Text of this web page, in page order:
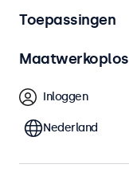
Wandmontage
Monitoren
zijn voorzien van
eenvoudig op
gemonteerd. De
zorgt voor een
Filter (1)
Toepassingen
Inloggen
Nederland